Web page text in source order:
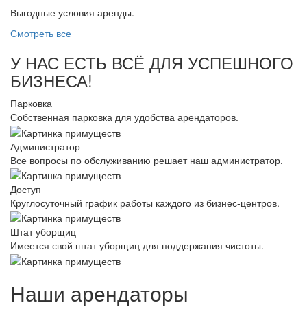
Выгодные условия аренды.
Смотреть все
У НАС ЕСТЬ ВСЁ ДЛЯ УСПЕШНОГО
БИЗНЕСА!
Парковка
Собственная парковка для удобства арендаторов.
Администратор
Все вопросы по обслуживанию решает наш администратор.
Доступ
Круглосуточный график работы каждого из бизнес-центров.
Штат уборщиц
Имеется свой штат уборщиц для поддержания чистоты.
Наши арендаторы